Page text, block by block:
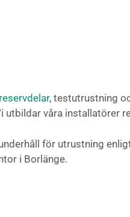
reservdelar, testutrustning
utbildar våra installatörer
för utrustning
i Borlänge.